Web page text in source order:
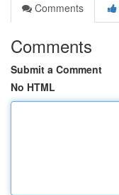
Comments
Comments
Submit a Comment
No HTML